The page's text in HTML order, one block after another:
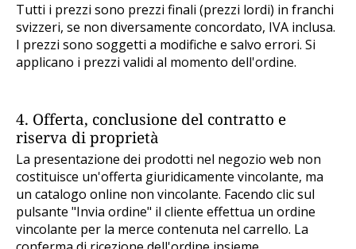
Tutti i prezzi sono prezzi finali (prezzi lordi) in franchi
svizzeri, se non diversamente concordato, IVA inclusa.
I prezzi sono soggetti a modifiche e salvo errori. Si
applicano i prezzi validi al momento dell'ordine.
4. Offerta, conclusione del contratto e
riserva di proprietà
La presentazione dei prodotti nel negozio web non
costituisce un'offerta giuridicamente vincolante, ma
un catalogo online non vincolante. Facendo clic sul
pulsante "Invia ordine" il cliente effettua un ordine
vincolante per la merce contenuta nel carrello. La